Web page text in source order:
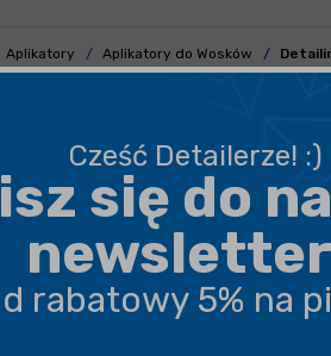
Aplikatory Aplikatory do Wosków
BEZPIECZNA WYSYŁKA
DARMOWA DOSTAWA OD 199,90 ZŁ
PROFESJONALNE DORADZTWO
Cześć Detailerze! :)
się do
rabatowy 5% na